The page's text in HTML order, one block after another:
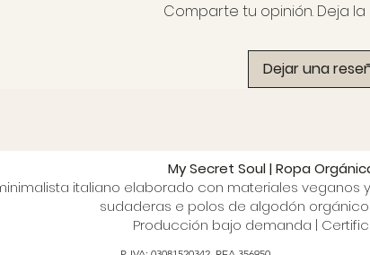
Comparte tu opinión. Deja
Dejar una
My Secret Soul | Ropa
italiano elaborado con materiales
sudaderas e polos de algodón
Producción bajo demanda |